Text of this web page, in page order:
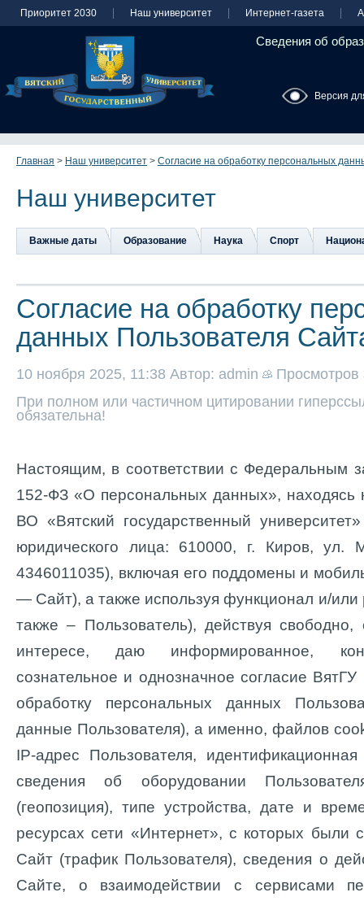
Приоритет 2030 Наш университет Интернет-газета
Сведения об
Версия
Главная > Наш университет > Согласие на обработку персональных
Наш университет
Важные даты Образование Наука Спорт
Согласие на обработку
данных Пользователя
10 ноября 2025, 11:38 Автор: admin Просмотров
При полном или частичном цитировании
обязательна!
Настоящим, в соответствии с Федеральным
152-ФЗ «О персональных данных»,
ВО «Вятский государственный
юридического лица: 610000, г. Киров, ул.
4346011035), включая его поддомены и
— Сайт), а также используя функционал и/
также – Пользователь), действуя
интересе, даю информированное,
сознательное и однозначное согласие
обработку персональных данных
данные Пользователя), а именно, файлов
IP-адрес Пользователя,
сведения об оборудовании
(геопозиция), типе устройства, дате и
ресурсах сети «Интернет», с которых были
Сайт (трафик Пользователя), сведения о
Сайте, о взаимодействии с сервисами